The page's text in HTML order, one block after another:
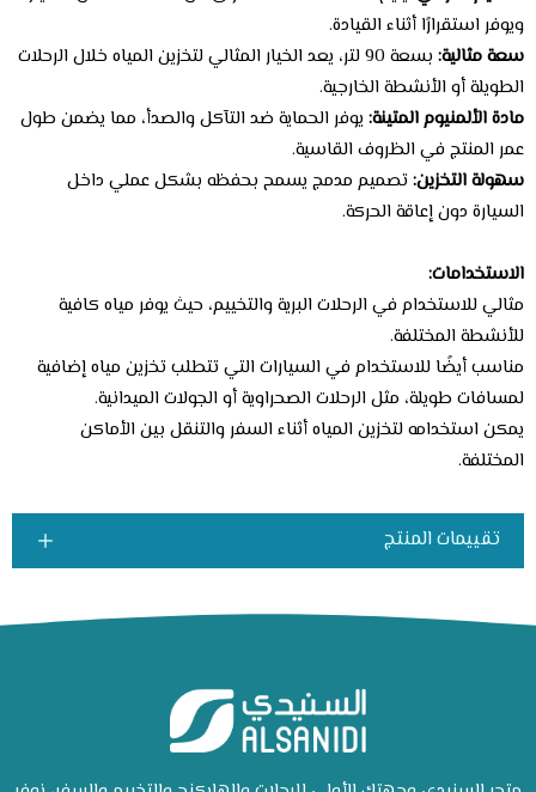
ويوفر استقرارًا أثناء القيادة.
سعة مثالية:
بسعة 90 لتر، يعد الخيار المثالي لتخزين المياه خلال الرحلات
الطويلة أو الأنشطة الخارجية.
مادة الألمنيوم المتينة: يوفر الحماية ضد التآكل والصدأ، مما يضمن طول
عمر المنتج في الظروف القاسية.
سهولة التخزين: تصميم مدمج يسمح بحفظه بشكل عملي داخل
السيارة دون إعاقة الحركة.
الاستخدامات:
مثالي للاستخدام في الرحلات البرية والتخييم، حيث يوفر مياه كافية
للأنشطة المختلفة.
مناسب أيضًا للاستخدام في السيارات التي تتطلب تخزين مياه إضافية
لمسافات طويلة، مثل الرحلات الصحراوية أو الجولات الميدانية.
يمكن استخدامه لتخزين المياه أثناء السفر والتنقل بين الأماكن
المختلفة.
تقييمات المنتج